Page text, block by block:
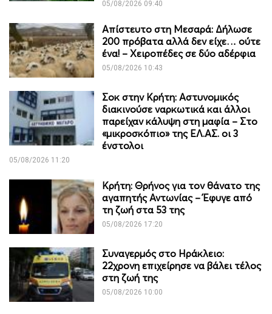
05/08/2026 09:40
Απίστευτο στη Μεσαρά: Δήλωσε
200 πρόβατα αλλά δεν είχε… ούτε
ένα! – Χειροπέδες σε δύο αδέρφια
05/08/2026 10:43
Σοκ στην Κρήτη: Αστυνομικός
διακινούσε ναρκωτικά και άλλοι
παρείχαν κάλυψη στη μαφία – Στο
«μικροσκόπιο» της ΕΛ.ΑΣ. οι 3
ένστολοι
05/08/2026 11:20
Κρήτη: Θρήνος για τον θάνατο της
αγαπητής Αντωνίας – Έφυγε από
τη ζωή στα 53 της
05/08/2026 17:20
Συναγερμός στο Ηράκλειο:
22χρονη επιχείρησε να βάλει τέλος
στη ζωή της
05/08/2026 10:00